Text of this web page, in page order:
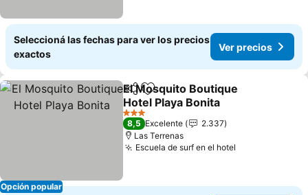
Seleccioná las fechas para ver los precios
exactos
Ver precios
Opción popular
CompartirAñadir a favoritos
El Mosquito Boutique
Hotel Playa Bonita
3 Estrellas
8,5 Excelente
2.337
Las Terrenas
Escuela de surf en el hotel